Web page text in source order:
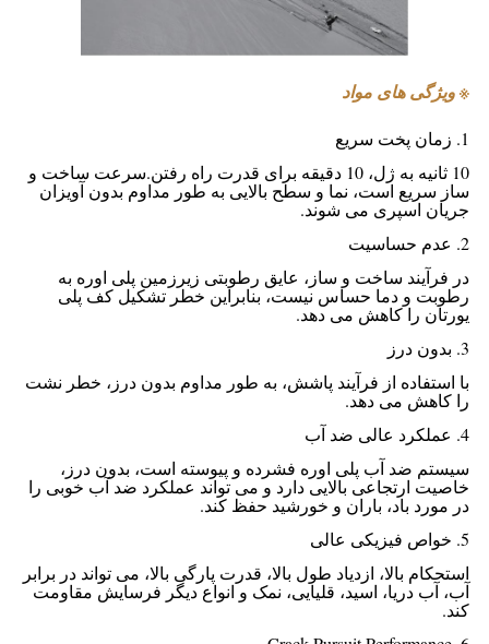
※ ویژگی های مواد
10 ثانیه به ژل، 10 دقیقه برای قدرت راه رفتن.سرعت ساخت و
ساز سریع است، نما و سطح بالایی به طور مداوم بدون آویزان
جریان اسپری می شوند.
در فرآیند ساخت و ساز، عایق رطوبتی زیرزمین پلی اوره به
رطوبت و دما حساس نیست، بنابراین خطر تشکیل کف پلی
یورتان را کاهش می دهد.
با استفاده از فرآیند پاشش، به طور مداوم بدون درز، خطر نشت
را کاهش می دهد.
سیستم ضد آب پلی اوره فشرده و پیوسته است، بدون درز،
خاصیت ارتجاعی بالایی دارد و می تواند عملکرد ضد آب خوبی را
در مورد باد، باران و خورشید حفظ کند.
استحکام بالا، ازدیاد طول بالا، قدرت پارگی بالا، می تواند در برابر
آب، آب دریا، اسید، قلیایی، نمک و انواع دیگر فرسایش مقاومت
کند.